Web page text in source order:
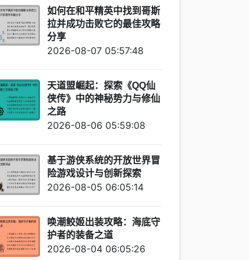
如何在和平精英中找到哥斯
拉并成功击败它的最佳攻略
分享
2026-08-07 05:57:48
天道盟崛起：探索《QQ仙
侠传》中的神秘势力与修仙
之路
2026-08-06 05:59:08
基于游侠系统的开放世界冒
险游戏设计与创新探索
2026-08-05 06:05:14
唤潮鲛姬出装攻略：海底守
护者的装备之道
2026-08-04 06:05:26